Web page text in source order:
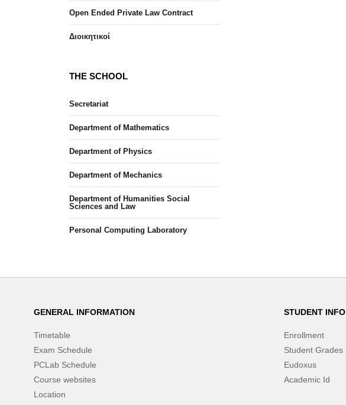
Open Ended Private Law Contract
Διοικητικοί
THE SCHOOL
Secretariat
Department of Mathematics
Department of Physics
Department of Mechanics
Department of Humanities Social
Sciences and Law
Personal Computing Laboratory
GENERAL INFORMATION
Timetable
Exam Schedule
PCLab Schedule
Course websites
Location
STUDENT INFO
Enrollment
Student Grades
Eudoxus
Academic Id